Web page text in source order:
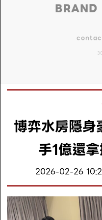
BRAND
博弈水房隱
手1億還
2026-02-26